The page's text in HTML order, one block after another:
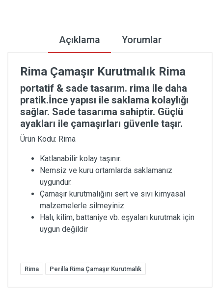
Açıklama Yorumlar
Rima Çamaşır Kurutmalık Rima
portatif & sade tasarım. rima ile daha
pratik.İnce yapısı ile saklama kolaylığı
sağlar. Sade tasarıma sahiptir. Güçlü
ayakları ile çamaşırları güvenle taşır.
Ürün Kodu: Rima
Katlanabilir kolay taşınır.
Nemsiz ve kuru ortamlarda saklamanız
uygundur.
Çamaşır kurutmalığını sert ve sıvı kimyasal
malzemelerle silmeyiniz.
Halı, kilim, battaniye vb. eşyaları kurutmak için
uygun değildir
Rima Perilla Rima Çamaşır Kurutmalık